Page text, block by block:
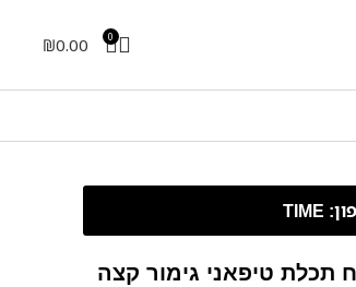
0
₪0.00